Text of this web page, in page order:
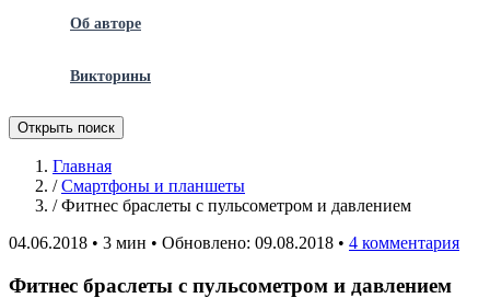
Об авторе
Викторины
Открыть поиск
Главная
/ Смартфоны и планшеты
/ Фитнес браслеты с пульсометром и давлением
04.06.2018 • 3 мин • Обновлено: 09.08.2018 • 4 комментария
Фитнес браслеты с пульсометром и давлением